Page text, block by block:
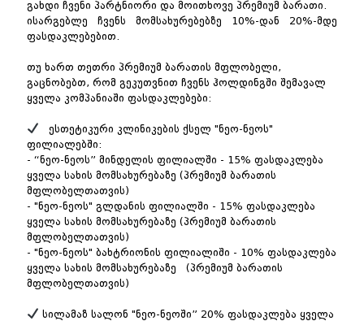
გახდი ჩვენი პარტნიორი და მოითხოვე პრემიუმ ბარათი.
ისარგებლე ჩვენს მომსახურებებზე 10%-დან 20%-მდე
ფასდაკლებებით.
თუ ხართ თეთრი პრემიუმ ბარათის მფლობელი,
გაცნობებთ, რომ გეკუთვნით ჩვენს ჰოლდინგში შემავალ
ყველა კომპანიაში ფასდაკლებები:
ესთეტიკური კლინიკების ქსელ "ნეო-ნეოს"
ფილიალებში:
- “ნეო-ნეოს” მინდელის ფილიალში - 15% ფასდაკლება
ყველა სახის მომსახურებაზე (პრემიუმ ბარათის
მფლობელთათვის)
- ⁠"ნეო-ნეოს" გლდანის ფილიალში - 15% ფასდაკლება
ყველა სახის მომსახურებაზე (პრემიუმ ბარათის
მფლობელთათვის)
- ⁠"ნეო-ნეოს" ბახტრიონის ფილიალიში - 10% ფასდაკლება
ყველა სახის მომსახურებაზე (პრემიუმ ბარათის
მფლობელთათვის)
სილამაზ სალონ "ნეო-ნეოში” 20% ფასდაკლება ყველა